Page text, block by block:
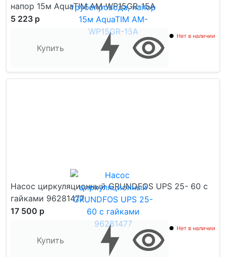
напор 15м AquaTIM AM-WP15GR-15A
5 223 р
Купить
Нет в наличии
Насос циркуляционный GRUNDFOS UPS 25- 60 с
гайками 96281477
17 500 р
Купить
Нет в наличии